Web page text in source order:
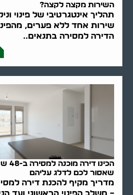
השירות מקצה לקצה?
תהליך אינטגרטיבי של פינוי
שירות אחד ללא פערים,
הדירה למסירה בתנאים..
שאסור לכם לדלג עליהם
– משלב הפינוי הראשוני ועד